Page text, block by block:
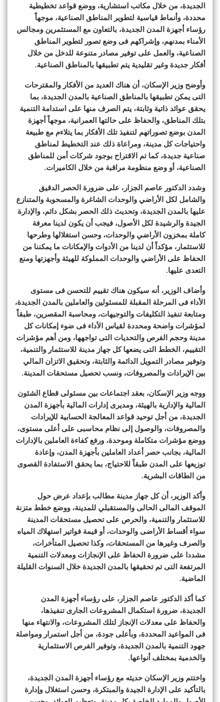
الجديدة، من خلال مكاتب استشارية، ووضع قواعد تخطيطية
محددة، وأنماط قياسية لتطوير المناطق الصناعية، موجهاً
رؤساء أجهزة المدن الجديدة، بالتعاون مع المستثمرين ومجالس
الأمناء بمدنهم، وإشراكهم فى وضع تصور لتطوير المناطق
الصناعية، والعمل على توفير مصادر متنوعة للدخل من خلال
أفكار جديدة وغير تقليدية يتم تطبيقها بالمناطق الصناعية.
وأوضح وزير الإسكان، أن هناك العديد من الأفكار والمقترحات
التى يمكن تطبيقها بالمناطق الصناعية بالمدن الجديدة، بما
يحقق عوائد ذاتية وثابتة، يتم الصرف منها على استدامة التنمية
بتلك المناطق، والحفاظ على حالتها العمرانية، موجهاً أجهزة
المدن بوضع تصوراتهم لتنفيذ تلك الأفكار بما يتلاءم مع طبيعة
واحتياجات كل مدينة، ومراعاة ذلك عند التخطيط لمناطق
صناعية جديدة، كما تم الاقتراح بوجود شركات أمن للمناطق
الصناعية، أو وضع منظومة مراقبة من خلال الكاميرات.
وشدد الدكتور عاصم الجزار، على ضرورة الحصر الدقيق
والشامل لكل الأراضي والوحدات الشاغرة والمسحوبة والمتنازع
عليها بالمدن الجديدة، وتحديث ذلك الحصر بشكل دائم، والإدارة
الجيدة والرشيدة لكل الأصول، فيجب أن يكون لدينا معرفة
كاملة بمخزون الأراضي والوحدات، وحسن استغلالها وطرحها
للاستثمار، مؤكداً أن لدينا من الأدوات والإمكانات ما يمكننا من
الحفاظ على الأراضي والوحدات المملوكة للهيئة وأجهزتها ومنع
التعدى عليها.
وأضاف الوزير، أنه سيكون هناك تقييم للتحسن فى مستوى
الأداء فى المرحلة المقبلة للمسئولين والعاملين بالمدن الجديدة،
ومتابعة تنفيذ التكليفات والتوجيهات، ومحاسبة المقصرين، طبقاً
لمؤشرات واضحة ومحددة لقياس الأداء فى ضوء إمكانات كل
مدينة وحجم الفرص والتحديات التى تواجهها، ومن أهم مؤشرات
التقييم، الخطط التى يضعها كل جهاز مدينة للاستثمار والتنمية،
وتوفير مصادر التمويل الدائمة والثابتة، وتحقيق الاتزان المالي
بين الإيرادات والمصروفات، ونسب تحصيل مستحقات المدينة.
ووجه وزير الإسكان، بعقد اجتماعات بين مسئولى قطاع الشئون
المالية والإدارية بالهيئة، ومديرى إدارات المالية بأجهزة المدن
الجديدة، من أجل توحيد قواعد المعالجة الحسابية للإيرادات
والمصروفات، والوصول إلى نظام محاسبى على أعلى مستوى،
ووضع مؤشرات متكاملة وموحدة، ورفع كفاءة العاملين بالإدارات
المالية، بجانب حصر أعداد العاملين بأجهزة المدن، وإعادة
توزيعها على المدن طبقاً للاحتياج، بما يحقق الاستفادة القصوى
من الطاقات البشرية.
وأكد الوزير، أن كل جهاز مدينة مطالب بإعداد عرض حول
الموقف المالى الحالى والمستقبلي للمدينة، ووضع خطط متزنة
للاستثمار والتنمية، والحرص على تحصيل مستحقات المدينة
سواء أقساط الأراضى والوحدات، أو قيمة فواتير استهلاك المياه
والصرف وغيرها من المستحقات، وكذا تحصيل المتأخرات،
مشددا على ضرورة الحفاظ على الإنجازات ومعدلات التنمية
المرتفعة التى تم تحقيقها بالمدن الجديدة خلال السنوات القليلة
الماضية.
كما أكد الدكتور عاصم الجزار، على رؤساء أجهزة المدن
الجديدة، ضرورة استكمال المشروعات الجارى تنفيذها،
والحفاظ على معدلات الإنجاز لتلك المشروعات، والانتهاء منها
فى المواعيد المحددة، وبأعلى جودة، من أجل استمرار ومواصلة
جهود التنمية بالمدن الجديدة، وتوفير الفرص الاستثمارية
والخدمية بمختلف أنواعها.
واختتم وزير الإسكان حديثه مع رؤساء أجهزة المدن الجديدة،
بالتأكيد على الإدارة الجيدة والمبتكرة، وحسن استغلال وإدارة